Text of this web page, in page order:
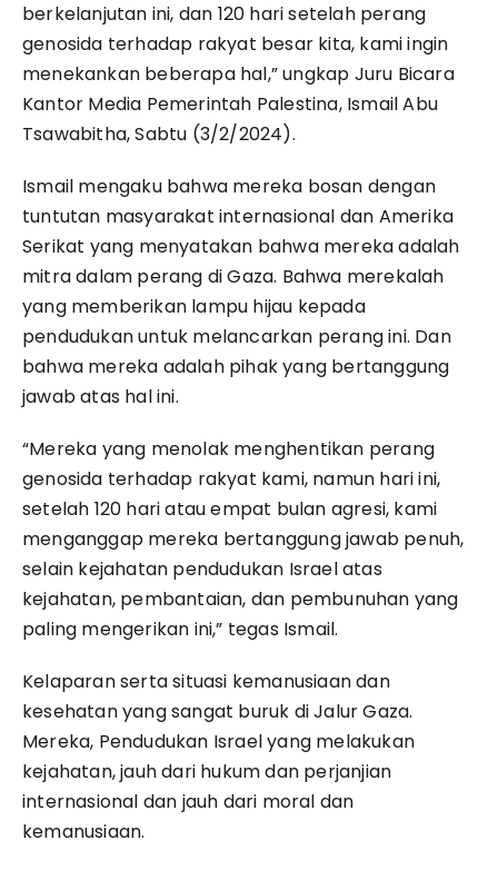
berkelanjutan ini, dan 120 hari setelah perang
genosida terhadap rakyat besar kita, kami ingin
menekankan beberapa hal,” ungkap Juru Bicara
Kantor Media Pemerintah Palestina, Ismail Abu
Tsawabitha, Sabtu (3/2/2024).
Ismail mengaku bahwa mereka bosan dengan
tuntutan masyarakat internasional dan Amerika
Serikat yang menyatakan bahwa mereka adalah
mitra dalam perang di Gaza. Bahwa merekalah
yang memberikan lampu hijau kepada
pendudukan untuk melancarkan perang ini. Dan
bahwa mereka adalah pihak yang bertanggung
jawab atas hal ini.
“Mereka yang menolak menghentikan perang
genosida terhadap rakyat kami, namun hari ini,
setelah 120 hari atau empat bulan agresi, kami
menganggap mereka bertanggung jawab penuh,
selain kejahatan pendudukan Israel atas
kejahatan, pembantaian, dan pembunuhan yang
paling mengerikan ini,” tegas Ismail.
Kelaparan serta situasi kemanusiaan dan
kesehatan yang sangat buruk di Jalur Gaza.
Mereka, Pendudukan Israel yang melakukan
kejahatan, jauh dari hukum dan perjanjian
internasional dan jauh dari moral dan
kemanusiaan.